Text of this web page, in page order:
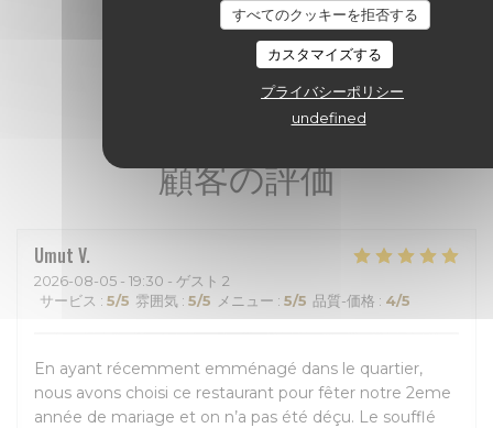
すべてのクッキーを拒否する
カスタマイズする
プライバシーポリシー
undefined
顧客の評価
Umut V
2026-08-05 - 19:30 - ゲスト 2
サービス : 5/5 雰囲気 : 5/5 メニュー : 5/5 品質-価格 : 4/5
En ayant récemment emménagé dans le quartier,
nous avons choisi ce restaurant pour fêter notre 2eme
année de mariage et on n’a pas été déçu. Le soufflé